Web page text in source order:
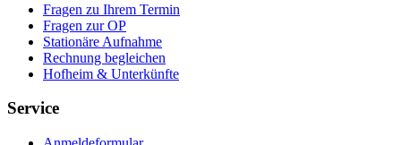
Fragen zu Ihrem Termin
Fragen zur OP
Stationäre Aufnahme
Rechnung begleichen
Hofheim & Unterkünfte
Service